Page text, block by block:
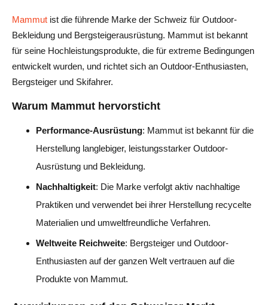
Mammut ist die führende Marke der Schweiz für Outdoor-
Bekleidung und Bergsteigerausrüstung. Mammut ist bekannt
für seine Hochleistungsprodukte, die für extreme Bedingungen
entwickelt wurden, und richtet sich an Outdoor-Enthusiasten,
Bergsteiger und Skifahrer.
Warum Mammut hervorsticht
Performance-Ausrüstung: Mammut ist bekannt für die
Herstellung langlebiger, leistungsstarker Outdoor-
Ausrüstung und Bekleidung.
Nachhaltigkeit: Die Marke verfolgt aktiv nachhaltige
Praktiken und verwendet bei ihrer Herstellung recycelte
Materialien und umweltfreundliche Verfahren.
Weltweite Reichweite: Bergsteiger und Outdoor-
Enthusiasten auf der ganzen Welt vertrauen auf die
Produkte von Mammut.